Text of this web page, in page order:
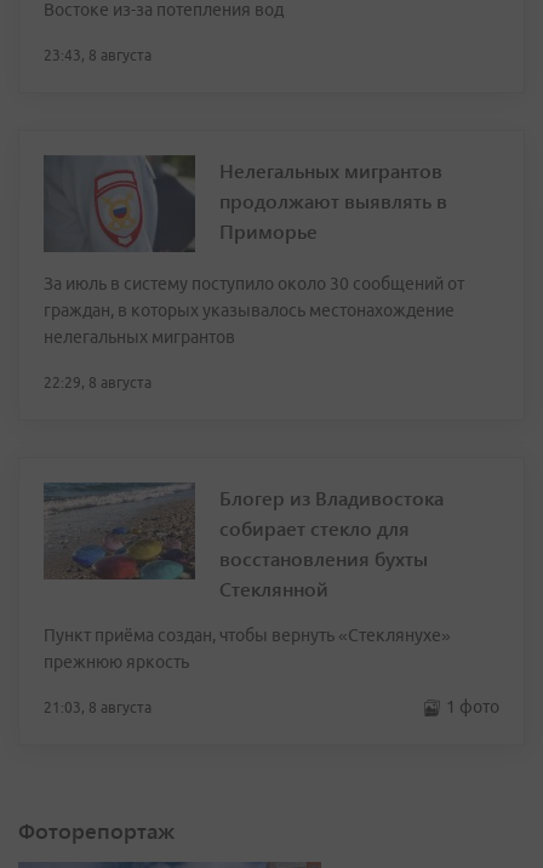
Востоке из-за потепления вод
23:43, 8 августа
Нелегальных мигрантов
продолжают выявлять в
Приморье
За июль в систему поступило около 30 сообщений от
граждан, в которых указывалось местонахождение
нелегальных мигрантов
22:29, 8 августа
Блогер из Владивостока
собирает стекло для
восстановления бухты
Стеклянной
Пункт приёма создан, чтобы вернуть «Стеклянухе»
прежнюю яркость
21:03, 8 августа 1 фото
Фоторепортаж